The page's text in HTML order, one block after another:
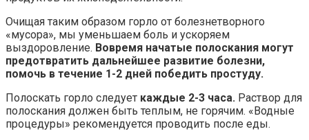
Очищая таким образом горло от болезнетворного
«мусора», мы уменьшаем боль и ускоряем
выздоровление. Вовремя начатые полоскания могут
предотвратить дальнейшее развитие болезни,
помочь в течение 1-2 дней победить простуду.
Полоскать горло следует каждые 2-3 часа. Раствор для
полоскания должен быть теплым, не горячим. «Водные
процедуры» рекомендуется проводить после еды.